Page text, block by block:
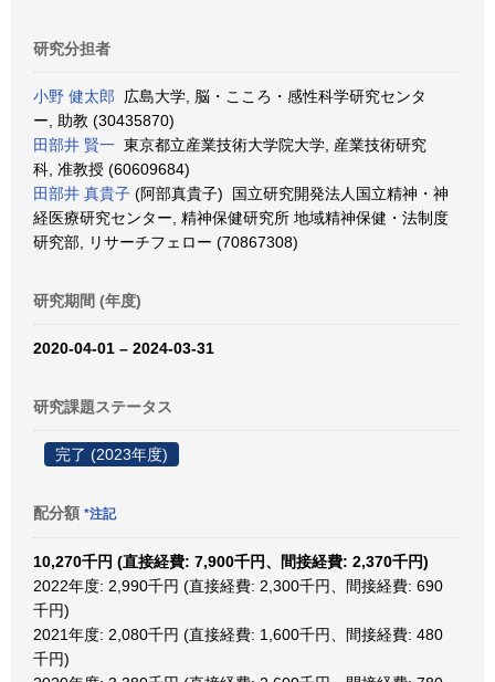
研究分担者
小野 健太郎 広島大学, 脳・こころ・感性科学研究センタ
ー, 助教 (30435870)
田部井 賢一 東京都立産業技術大学院大学, 産業技術研究
科, 准教授 (60609684)
田部井 真貴子 (阿部真貴子) 国立研究開発法人国立精神・神
経医療研究センター, 精神保健研究所 地域精神保健・法制度
研究部, リサーチフェロー (70867308)
研究期間 (年度)
2020-04-01 – 2024-03-31
研究課題ステータス
完了 (2023年度)
配分額 *注記
10,270千円 (直接経費: 7,900千円、間接経費: 2,370千円)
2022年度: 2,990千円 (直接経費: 2,300千円、間接経費: 690
千円)
2021年度: 2,080千円 (直接経費: 1,600千円、間接経費: 480
千円)